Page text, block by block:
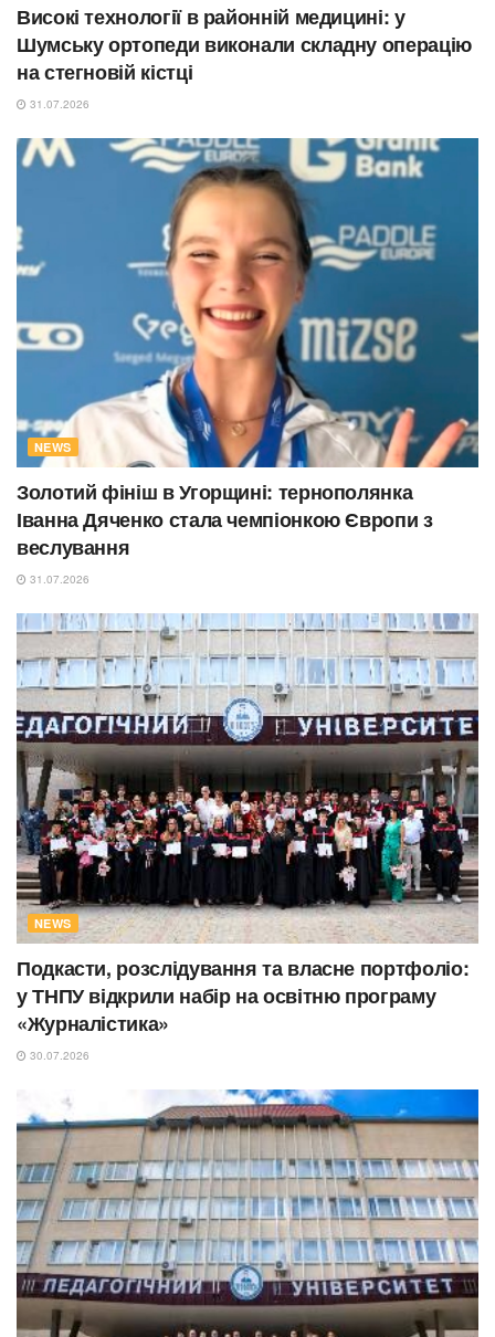
Високі технології в районній медицині: у
Шумську ортопеди виконали складну операцію
на стегновій кістці
31.07.2026
NEWS
Золотий фініш в Угорщині: тернополянка
Іванна Дяченко стала чемпіонкою Європи з
веслування
31.07.2026
NEWS
Подкасти, розслідування та власне портфоліо:
у ТНПУ відкрили набір на освітню програму
«Журналістика»
30.07.2026